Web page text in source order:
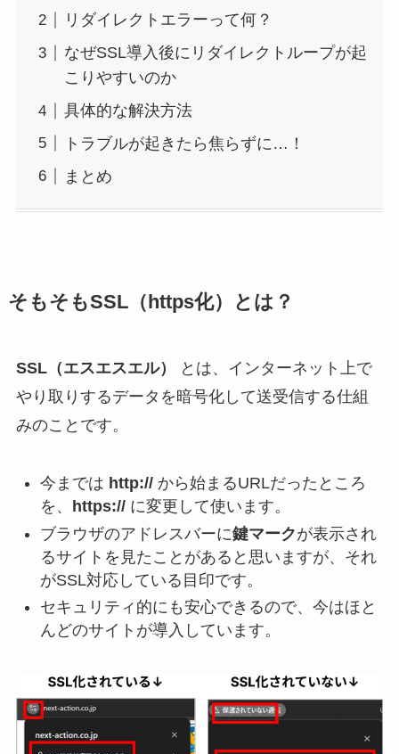
リダイレクトエラーって何？
なぜSSL導入後にリダイレクトループが起
こりやすいのか
具体的な解決方法
トラブルが起きたら焦らずに…！
まとめ
そもそもSSL（https化）とは？
SSL（エスエスエル）
とは、インターネット上で
やり取りするデータを暗号化して送受信する仕組
みのことです。
今までは http:// から始まるURLだったところ
を、
https://に変更して使います。
ブラウザのアドレスバーに鍵マークが表示され
るサイトを見たことがあると思いますが、それ
がSSL対応している目印です。
セキュリティ的にも安心できるので、今はほと
んどのサイトが導入しています。